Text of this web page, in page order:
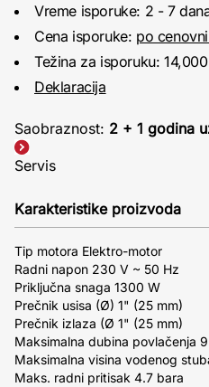
Vreme isporuke: 2 - 7
Cena isporuke: po
Težina za isporuku:
Deklaracija
Saobraznost: 2 + 1 godina
Servis
Karakteristike proizvoda
Tip motora Elektro-motor
Radni napon 230 V ~ 50 Hz
Priključna snaga 1300 W
Prečnik usisa (Ø) 1" (25 mm)
Prečnik izlaza (Ø 1" (25 mm)
Maksimalna dubina povlačenja
Maksimalna visina vodenog
Maks. radni pritisak 4.7 bara